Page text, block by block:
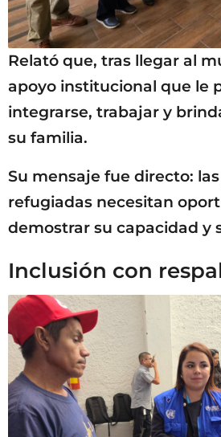
Relató que, tras llegar al
apoyo institucional que le
integrarse, trabajar y
su familia.
Su mensaje fue directo:
refugiadas necesitan
demostrar su capacidad y
Inclusión con